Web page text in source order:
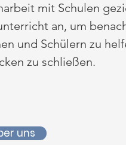
mit Schulen
an, um
und Schülern zu
zu schließen.
uns